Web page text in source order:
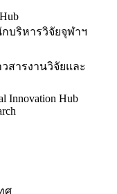
บริหารวิจัยจุฬาฯ
สารงานวิจัยและ
Innovation Hub
ศ